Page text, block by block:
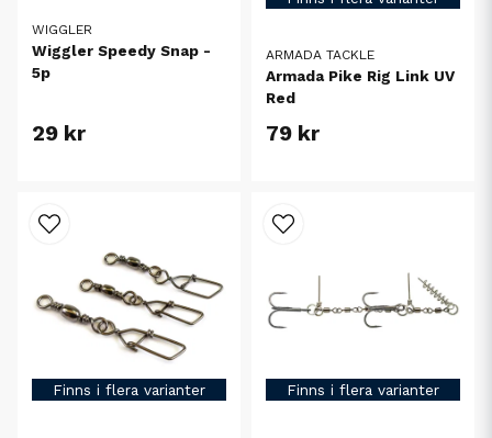
WIGGLER
Wiggler Speedy Snap -
5p
29 kr
ARMADA TACKLE
Armada Pike Rig Link UV
Red
79 kr
Finns i flera varianter Finns i flera varianter